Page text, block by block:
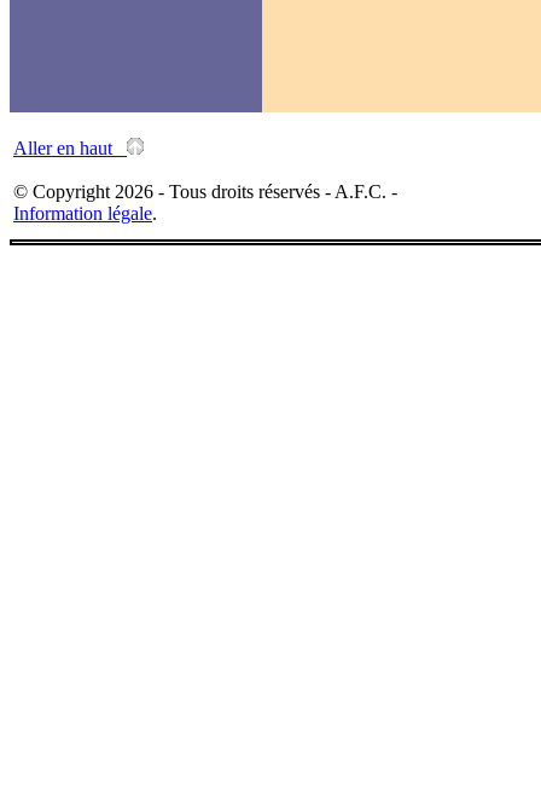
Aller en haut
© Copyright 2026 - Tous droits réservés - A.F.C. -
Information légale.